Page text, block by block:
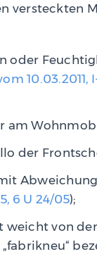
versteckten
oder
10.03.2011,
am
der
6 U 24/05);
weicht von